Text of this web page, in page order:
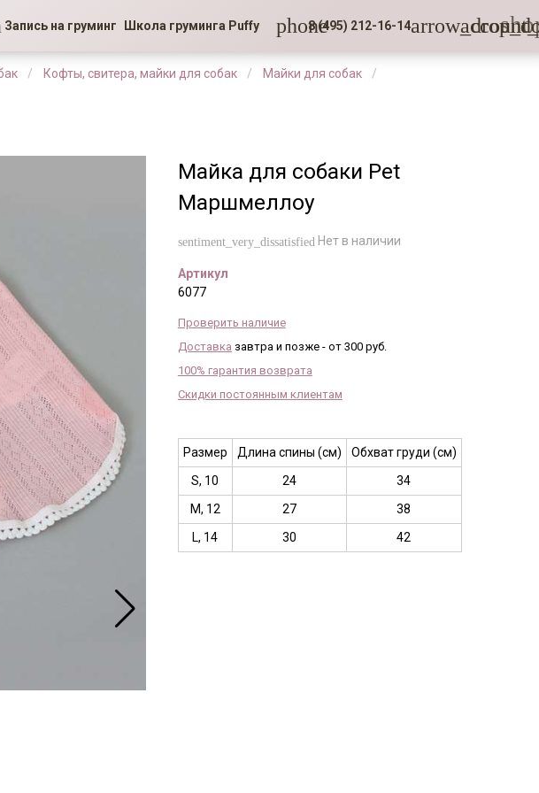
Запись на груминг Школа груминга Puffy phone8 (495) 212-16-14
Кофты, свитера, майки для собак
Майки для собак
Майка для собаки Pet
Маршмеллоу
sentiment_very_dissatisfied Нет в наличии
Артикул
6077
Проверить наличие
Доставка завтра и позже - от 300 руб.
100% гарантия возврата
Скидки постоянным клиентам
Размер Длина спины (см)
Обхват груди (см)
S, 10
24
34
M, 12
27
38
L, 14
30 42